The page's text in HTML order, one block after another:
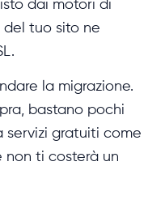
dai motori di
del tuo sito ne
la migrazione.
bastano pochi
servizi gratuiti come
non ti costerà un